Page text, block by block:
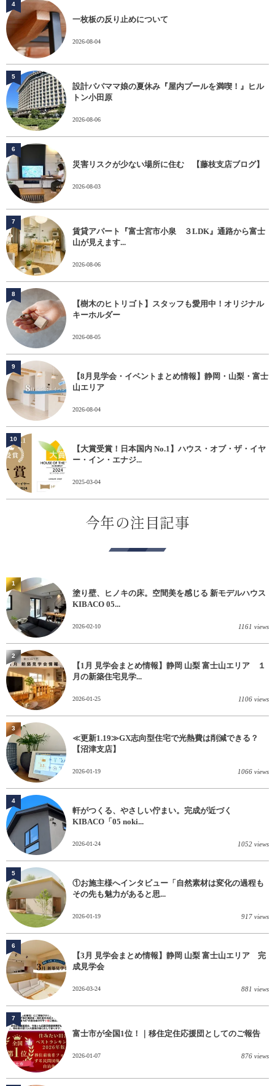
一枚板の反り止めについて
2026-08-04
4
設計パパママ娘の夏休み『屋内プールを満喫！』ヒル
トン小田原
2026-08-06
5
災害リスクが少ない場所に住む 【藤枝支店ブログ】
2026-08-03
6
賃貸アパート『富士宮市小泉 ３LDK』通路から富士
山が見えます...
2026-08-06
7
【樹木のヒトリゴト】スタッフも愛用中！オリジナル
キーホルダー
2026-08-05
8
【8月見学会・イベントまとめ情報】静岡・山梨・富士
山エリア
2026-08-04
9
【大賞受賞！日本国内 No.1】ハウス・オブ・ザ・イヤ
ー・イン・エナジ...
2025-03-04
10
今年の注目記事
塗り壁、ヒノキの床。空間美を感じる 新モデルハウス
KIBACO 05...
2026-02-10 1161 views
1
【1月 見学会まとめ情報】静岡 山梨 富士山エリア １
月の新築住宅見学...
2026-01-25 1106 views
2
≪更新1.19≫GX志向型住宅で光熱費は削減できる？
【沼津支店】
2026-01-19 1066 views
3
軒がつくる、やさしい佇まい。完成が近づく
KIBACO「05 noki...
2026-01-24 1052 views
4
①お施主様へインタビュー「自然素材は変化の過程も
その先も魅力があると思...
2026-01-19 917 views
5
【3月 見学会まとめ情報】静岡 山梨 富士山エリア 完
成見学会
2026-03-24 881 views
6
富士市が全国1位！｜移住定住応援団としてのご報告
2026-01-07 876 views
7